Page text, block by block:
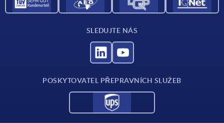
SLEDUJTE NÁS
POSKYTOVATEL PŘEPRAVNÍCH SLUŽEB